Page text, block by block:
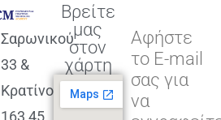
Σαρωνικού
33 &
Κρατίνου
163 45
Βρείτε
μας
στον
χάρτη
Αφήστε
το E-mail
σας για
να